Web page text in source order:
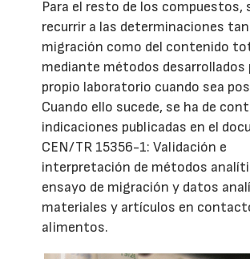
Para el resto de los compuestos,
recurrir a las determinaciones
migración como del contenido
mediante métodos desarrollados
propio laboratorio cuando sea
Cuando ello sucede, se ha de
indicaciones publicadas en el
CEN/TR 15356-1: Validación e
interpretación de métodos
ensayo de migración y datos
materiales y artículos en
alimentos.